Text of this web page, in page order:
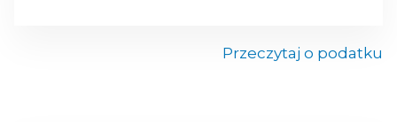
Przeczytaj o podatku